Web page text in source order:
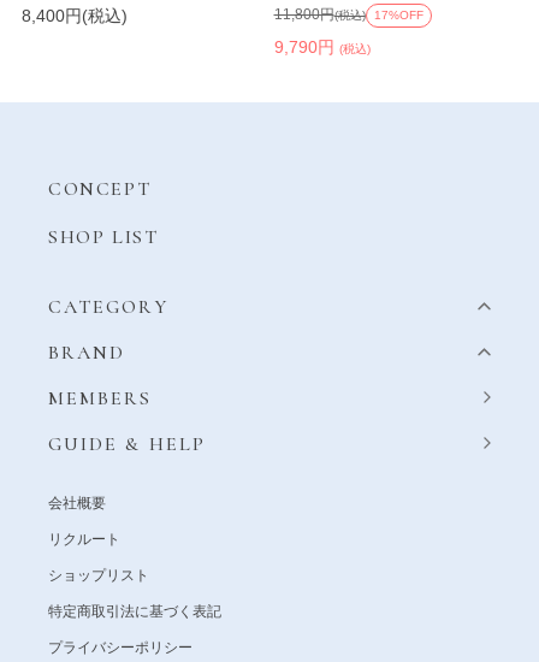
8,400円(税込)
9,790円 (税込)
11,800円(税込) 17%OFF
CONCEPT
SHOP LIST
CATEGORY
BRAND
MEMBERS
GUIDE & HELP
会社概要
リクルート
ショップリスト
特定商取引法に基づく表記
プライバシーポリシー